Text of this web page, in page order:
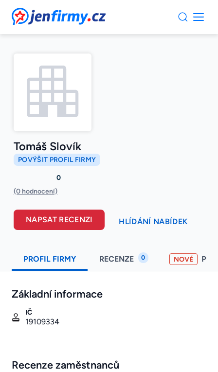
JenFirmy.cz
Tomáš Slovík
POVÝŠIT PROFIL FIRMY
0
(0 hodnocení)
NAPSAT RECENZI HLÍDÁNÍ NABÍDEK
PROFIL FIRMY RECENZE 0 NOVÉ
Základní informace
IČ
19109334
Recenze zaměstnanců